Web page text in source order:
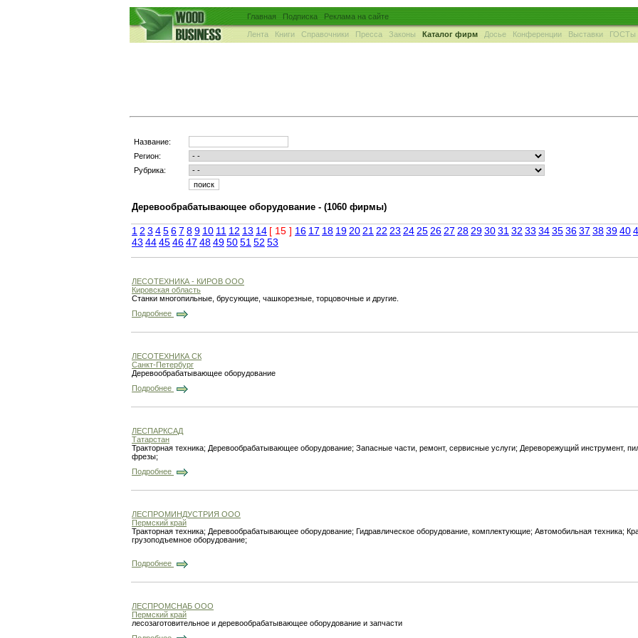
Главная Подписка Реклама на сайте
Лента Книги Справочники Пресса Законы Каталог фирм Досье Конференции Выставки ГОСТы
Название:
Регион:
Рубрика:
Деревообрабатывающее оборудование - (1060 фирмы)
1 2 3 4567 89 10 11 12 13 14 [ 15 ] 16 17 18 19 20 21 22 23 24 25 26 27 28 293031 32 33 34353637 383940
43 44454647 48495051 52 53
ЛЕСОТЕХНИКА - КИРОВ ООО
Кировская область
Станки многопильные, брусующие, чашкорезные, торцовочные и другие.
Подробнее
ЛЕСОТЕХНИКА СК
Санкт-Петербург
Деревообрабатывающее оборудование
Подробнее
ЛЕСПАРКСАД
Татарстан
Тракторная техника; Деревообрабатывающее оборудование; Запасные части, ремонт, сервисные услуги; Дереворежущий инструмент,
фрезы;
Подробнее
ЛЕСПРОМИНДУСТРИЯ ООО
Пермский край
Тракторная техника; Деревообрабатывающее оборудование; Гидравлическое оборудование, комплектующие; Автомобильная техника;
грузоподъемное оборудование;
Подробнее
ЛЕСПРОМСНАБ ООО
Пермский край
лесозаготовительное и деревообрабатывающее оборудование и запчасти